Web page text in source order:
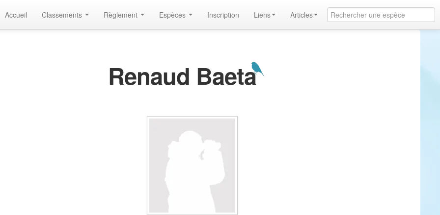
Accueil Classements Règlement Espèces Inscription Liens Articles
Renaud Baeta